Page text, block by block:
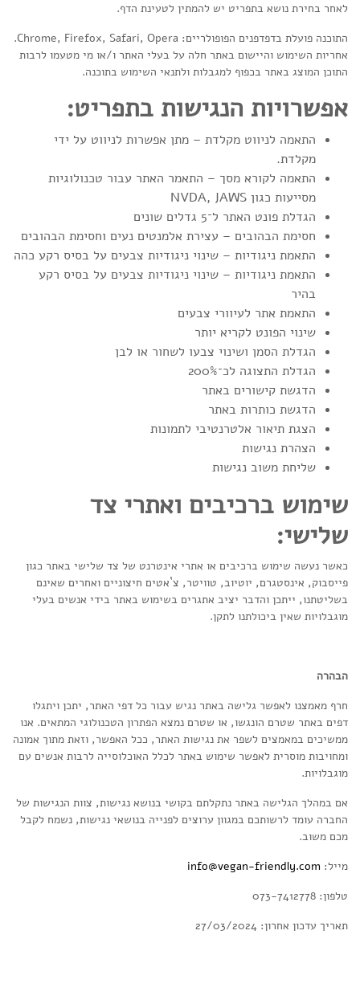
לאחר בחירת נושא בתפריט יש להמתין לטעינת הדף.
התוכנה פועלת בדפדפנים הפופולריים: Chrome, Firefox, Safari, Opera.
אחריות השימוש והיישום באתר חלה על בעלי האתר ו/או מי מטעמו לרבות
התוכן המוצג באתר בכפוף למגבלות ולתנאי השימוש בתוכנה.
אפשרויות הנגישות בתפריט:
התאמה לניווט מקלדת – מתן אפשרות לניווט על ידי
מקלדת.
התאמה לקורא מסך – התאמר האתר עבור טכנולוגיות
מסייעות כגון NVDA, JAWS
הגדלת פונט האתר ל־5 גדלים שונים
חסימת הבהובים – עצירת אלמנטים נעים וחסימת הבהובים
התאמת ניגודיות – שינוי ניגודיות צבעים על בסיס רקע כהה
התאמת ניגודיות – שינוי ניגודיות צבעים על בסיס רקע
בהיר
התאמת אתר לעיוורי צבעים
שינוי הפונט לקריא יותר
הגדלת הסמן ושינוי צבעו לשחור או לבן
הגדלת התצוגה לכ־200%
הדגשת קישורים באתר
הדגשת כותרות באתר
הצגת תיאור אלטרנטיבי לתמונות
הצהרת נגישות
שליחת משוב נגישות
שימוש ברכיבים ואתרי צד
שלישי:
כאשר נעשה שימוש ברכיבים או אתרי אינטרנט של צד שלישי באתר כגון
פייסבוק, אינסטגרם, יוטיוב, טוויטר, צ`אטים חיצוניים ואחרים שאינם
בשליטתנו, ייתכן והדבר יציב אתגרים בשימוש באתר בידי אנשים בעלי
מוגבלויות שאין ביכולתנו לתקן.
הבהרה
חרף מאמצנו לאפשר גלישה באתר נגיש עבור כל דפי האתר, יתכן ויתגלו
דפים באתר שטרם הונגשו, או שטרם נמצא הפתרון הטכנולוגי המתאים. אנו
ממשיכים במאמצים לשפר את נגישות האתר, ככל האפשר, וזאת מתוך אמונה
ומחויבות מוסרית לאפשר שימוש באתר לכלל האוכלוסייה לרבות אנשים עם
מוגבלויות.
אם במהלך הגלישה באתר נתקלתם בקושי בנושא נגישות, צוות הנגישות של
החברה עומד לרשותכם במגוון ערוצים לפנייה בנושאי נגישות, נשמח לקבל
מכם משוב.
מייל: info@vegan-friendly.com
טלפון: 073-7412778
תאריך עדכון אחרון: 27/03/2024